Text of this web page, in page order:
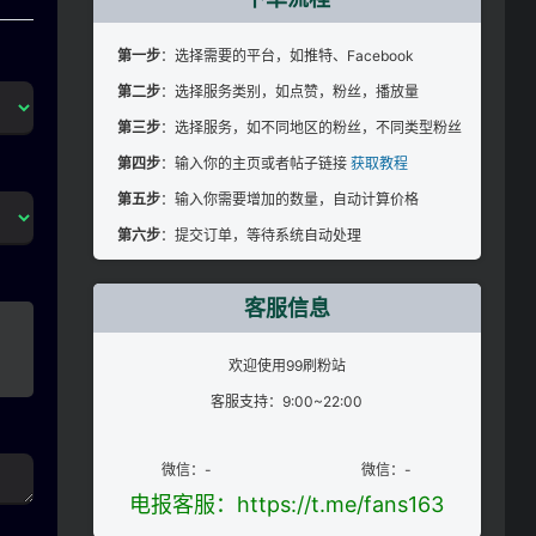
第一步：选择需要的平台，如推特、Facebook
第二步：选择服务类别，如点赞，粉丝，播放量
第三步：选择服务，如不同地区的粉丝，不同类型粉丝
第四步：输入你的主页或者帖子链接 获取教程
第五步：输入你需要增加的数量，自动计算价格
第六步：提交订单，等待系统自动处理
客服信息
欢迎使用99刷粉站
客服支持：9:00~22:00
微信：- 微信：-
电报客服：https://t.me/fans163